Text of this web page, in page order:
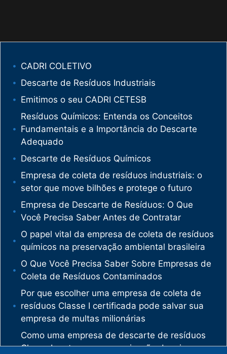
CADRI COLETIVO
Descarte de Resíduos Industriais
Emitimos o seu CADRI CETESB
Resíduos Químicos: Entenda os Conceitos
Fundamentais e a Importância do Descarte
Adequado
Descarte de Resíduos Químicos
Empresa de coleta de resíduos industriais: o
setor que move bilhões e protege o futuro
Empresa de Descarte de Resíduos: O Que
Você Precisa Saber Antes de Contratar
O papel vital da empresa de coleta de resíduos
químicos na preservação ambiental brasileira
O Que Você Precisa Saber Sobre Empresas de
Coleta de Resíduos Contaminados
Por que escolher uma empresa de coleta de
resíduos Classe I certificada pode salvar sua
empresa de multas milionárias
Como uma empresa de descarte de resíduos
Classe I protege sua organização de crimes